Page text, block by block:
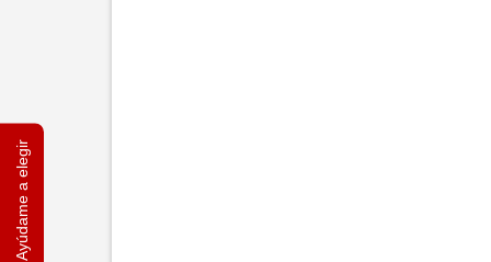
Ayúdame a elegir